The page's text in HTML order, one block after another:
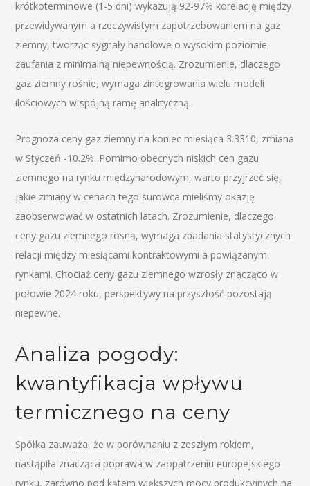
krótkoterminowe (1-5 dni) wykazują 92-97% korelację między
przewidywanym a rzeczywistym zapotrzebowaniem na gaz
ziemny, tworząc sygnały handlowe o wysokim poziomie
zaufania z minimalną niepewnością. Zrozumienie, dlaczego
gaz ziemny rośnie, wymaga zintegrowania wielu modeli
ilościowych w spójną ramę analityczną.
Prognoza ceny gaz ziemny na koniec miesiąca 3.3310, zmiana
w Styczeń -10.2%. Pomimo obecnych niskich cen gazu
ziemnego na rynku międzynarodowym, warto przyjrzeć się,
jakie zmiany w cenach tego surowca mieliśmy okazję
zaobserwować w ostatnich latach. Zrozumienie, dlaczego
ceny gazu ziemnego rosną, wymaga zbadania statystycznych
relacji między miesiącami kontraktowymi a powiązanymi
rynkami. Chociaż ceny gazu ziemnego wzrosły znacząco w
połowie 2024 roku, perspektywy na przyszłość pozostają
niepewne.
Analiza pogody:
kwantyfikacja wpływu
termicznego na ceny
Spółka zauważa, że w porównaniu z zeszłym rokiem,
nastąpiła znacząca poprawa w zaopatrzeniu europejskiego
rynku, zarówno pod kątem większych mocy produkcyjnych na